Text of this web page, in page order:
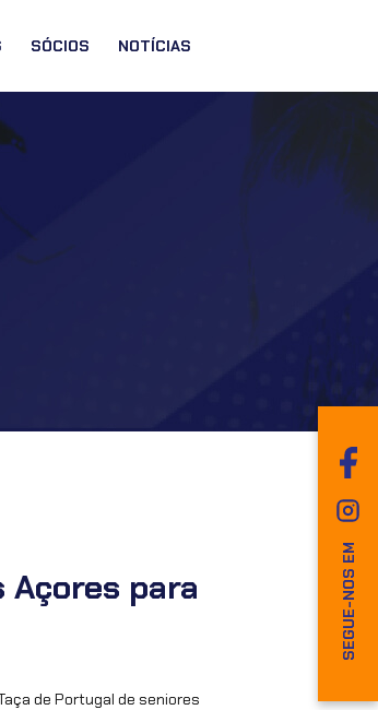
SÓCIOS NOTÍCIAS
SEGUE-NOS EM
para
de Portugal de seniores